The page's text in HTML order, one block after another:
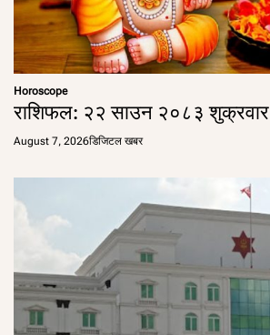
Horoscope
राशिफल: २२ साउन २०८३ शुक्रवार
August 7, 2026डिजिटल खबर